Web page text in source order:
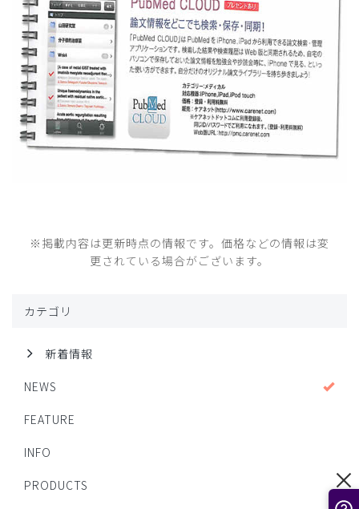
※掲載内容は更新時点の情報です。価格などの情報は変
更されている場合がございます。
カテゴリ
新着情報
NEWS
FEATURE
INFO
PRODUCTS